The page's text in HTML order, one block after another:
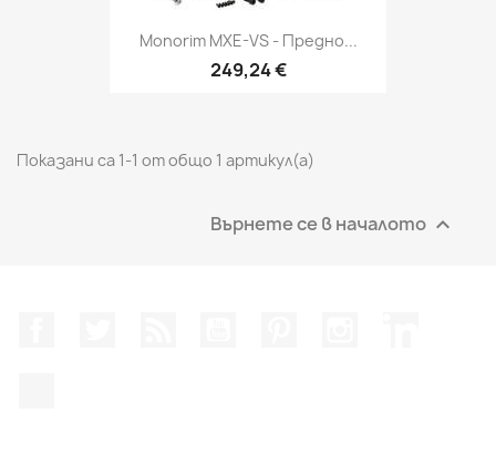
Monorim MXE-VS - Предно...
249,24 €
Показани са 1-1 от общо 1 артикул(а)
Върнете се в началото 